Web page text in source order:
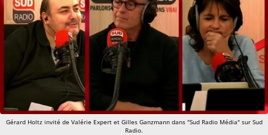
Gérard Holtz invité de Valérie Expert et Gilles Ganzmann dans "Sud Radio Média" sur Sud
Radio.